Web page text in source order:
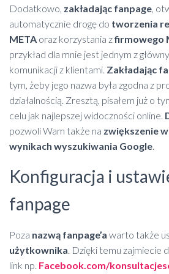
Dodatkowo, zakładając fanpage,
automatycznie drogę do tworzenia
META oraz korzystania zfirmowego
przykład dla mnie jest jednym z
komunikacji z klientami. Zakładając
tym, żeby jego nazwa była zgodna z
działalnością. Zresztą, pisałem już o
celu jak najlepszej widoczności online.
pozwoli Wam także na zwiększenie
wynikach wyszukiwania Google.
Konfiguracja i
fanpage
Poza nazwą fanpage’a warto także
użytkownika. Dzięki temu zajmiecie
link np. Facebook.com/